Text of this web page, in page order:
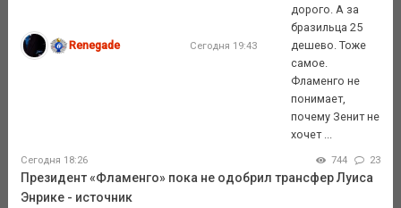
Renegade Сегодня 19:43
дорого. А за
бразильца 25
дешево. Тоже
самое.
Фламенго не
понимает,
почему Зенит не
хочет ...
Сегодня 18:26 744 23
Президент «Фламенго» пока не одобрил трансфер Луиса
Энрике - источник